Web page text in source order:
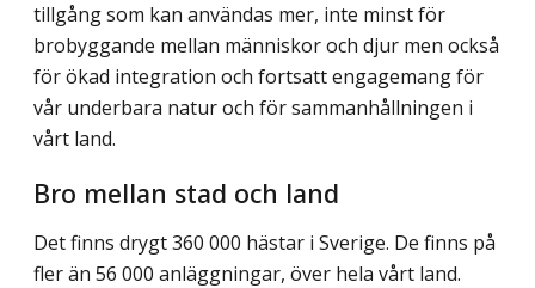
tillgång som kan användas mer, inte minst för
brobyggande mellan människor och djur men också
för ökad integration och fortsatt engagemang för
vår underbara natur och för sammanhållningen i
vårt land.
Bro mellan stad och land
Det finns drygt 360 000 hästar i Sverige. De finns på
fler än 56 000 anläggningar, över hela vårt land.